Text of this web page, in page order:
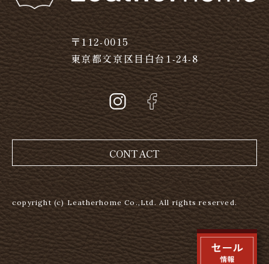
〒112-0015
東京都文京区目白台1-24-8
CONTACT
copyright (c) Leatherhome Co.,Ltd. All rights reserved.